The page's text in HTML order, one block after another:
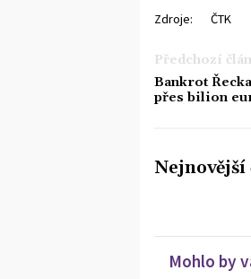
Zdroje: ČTK
Předchozí
Bankrot
přes bilion
Nejnovější
Mohlo by